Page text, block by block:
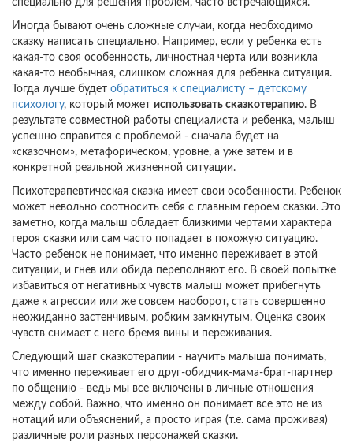
специально для решения проблем, часто встречающихся.
Иногда бывают очень сложные случаи, когда необходимо
сказку написать специально. Например, если у ребенка есть
какая-то своя особенность, личностная черта или возникла
какая-то необычная, слишком сложная для ребенка ситуация.
Тогда лучше будет обратиться к специалисту – детскому
психологу, который может использовать сказкотерапию. В
результате совместной работы специалиста и ребенка, малыш
успешно справится с проблемой - сначала будет на
«сказочном», метафорическом, уровне, а уже затем и в
конкретной реальной жизненной ситуации.
Психотерапевтическая сказка имеет свои особенности. Ребенок
может невольно соотносить себя с главным героем сказки. Это
заметно, когда малыш обладает близкими чертами характера
героя сказки или сам часто попадает в похожую ситуацию.
Часто ребенок не понимает, что именно переживает в этой
ситуации, и гнев или обида переполняют его. В своей попытке
избавиться от негативных чувств малыш может прибегнуть
даже к агрессии или же совсем наоборот, стать совершенно
неожиданно застенчивым, робким замкнутым. Оценка своих
чувств снимает с него бремя вины и переживания.
Следующий шаг сказкотерапии - научить малыша понимать,
что именно переживает его друг-обидчик-мама-брат-партнер
по общению - ведь мы все включены в личные отношения
между собой. Важно, что именно он понимает все это не из
нотаций или объяснений, а просто играя (т.е. сама проживая)
различные роли разных персонажей сказки.